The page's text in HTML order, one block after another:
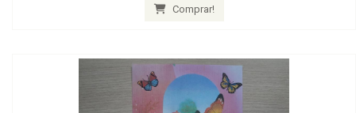
Comprar!